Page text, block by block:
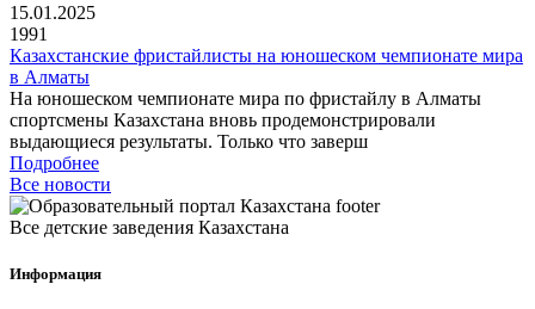
15.01.2025
1991
Казахстанские фристайлисты на юношеском чемпионате мира
в Алматы
На юношеском чемпионате мира по фристайлу в Алматы
спортсмены Казахстана вновь продемонстрировали
выдающиеся результаты. Только что заверш
Подробнее
Все новости
Все детские заведения Казахстана
Информация